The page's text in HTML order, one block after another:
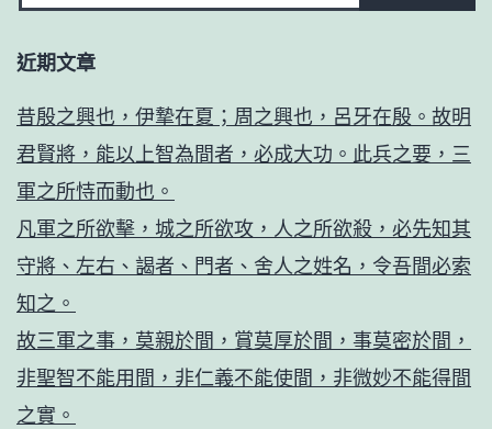
近期文章
昔殷之興也，伊摯在夏；周之興也，呂牙在殷。故明
君賢將，能以上智為間者，必成大功。此兵之要，三
軍之所恃而動也。
凡軍之所欲擊，城之所欲攻，人之所欲殺，必先知其
守將、左右、謁者、門者、舍人之姓名，令吾間必索
知之。
故三軍之事，莫親於間，賞莫厚於間，事莫密於間，
非聖智不能用間，非仁義不能使間，非微妙不能得間
之實。